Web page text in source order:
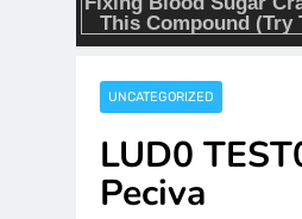
UNCATEGORIZED
LUD0
Peciva